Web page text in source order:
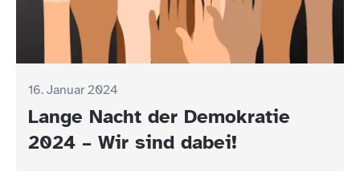
16. Januar 2024
Lange Nacht der Demokratie
2024 – Wir sind dabei!